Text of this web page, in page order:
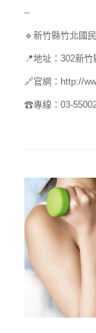
–
🔹新竹縣竹北國
📍地址：302新
🔗官網：http://
☎專線：03-